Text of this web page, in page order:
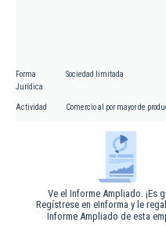
Forma
Jurídica
Sociedad limitada
Actividad Comercio al por mayor de
Ve el Informe Ampliado. ¡Es
Regístrese en eInforma y le
Informe Ampliado de esta